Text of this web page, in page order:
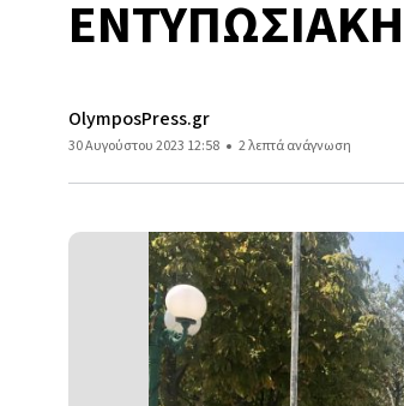
OlymposPress.gr
30 Αυγούστου 2023 12:58 2 λεπτά ανάγνωση